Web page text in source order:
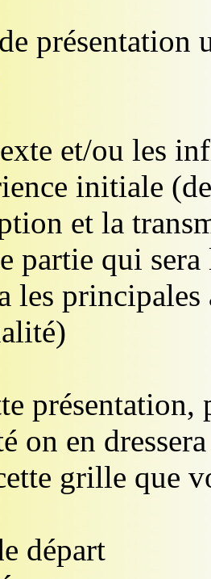
présentation
et/ou les
initiale
et la
partie qui
les
présentation,
on en
grille que
départ